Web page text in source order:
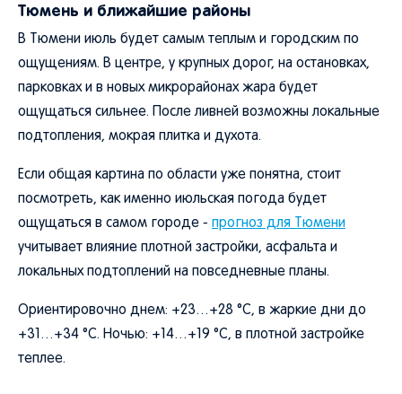
Тюмень и ближайшие районы
В Тюмени июль будет самым теплым и городским по
ощущениям. В центре, у крупных дорог, на остановках,
парковках и в новых микрорайонах жара будет
ощущаться сильнее. После ливней возможны локальные
подтопления, мокрая плитка и духота.
Если общая картина по области уже понятна, стоит
посмотреть, как именно июльская погода будет
ощущаться в самом городе - прогноз для Тюмени
учитывает влияние плотной застройки, асфальта и
локальных подтоплений на повседневные планы.
Ориентировочно днем: +23…+28 °C, в жаркие дни до
+31…+34 °C. Ночью: +14…+19 °C, в плотной застройке
теплее.